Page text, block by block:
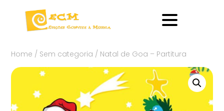
Home / Sem categoria / Natal de Goa – Partitura